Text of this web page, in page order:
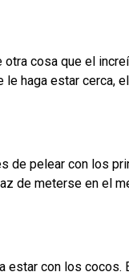
cosa que el
haga estar
pelear con los
de meterse en el
con los